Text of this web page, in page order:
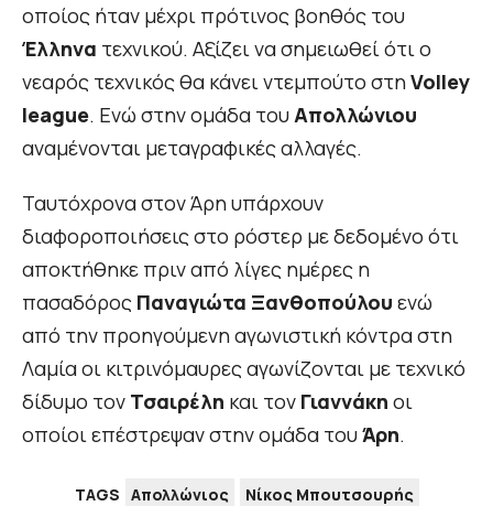
οποίος ήταν μέχρι πρότινος βοηθός του
Έλληνα τεχνικού. Αξίζει να σημειωθεί ότι ο
νεαρός τεχνικός θα κάνει ντεμπούτο στηVolley
league. Eνώ στην ομάδα του Απολλώνιου
αναμένονται μεταγραφικές αλλαγές.
Ταυτόχρονα στον Άρη υπάρχουν
διαφοροποιήσεις στο ρόστερ με δεδομένο ότι
αποκτήθηκε πριν από λίγες ημέρες η
πασαδόρος Παναγιώτα Ξανθοπούλου ενώ
από την προηγούμενη αγωνιστική κόντρα στη
Λαμία οι κιτρινόμαυρες αγωνίζονται με τεχνικό
δίδυμο τον Τσαιρέλη και τον Γιαννάκη οι
οποίοι επέστρεψαν στην ομάδα τουΆρη.
TAGS Απολλώνιος Νίκος Μπουτσουρής